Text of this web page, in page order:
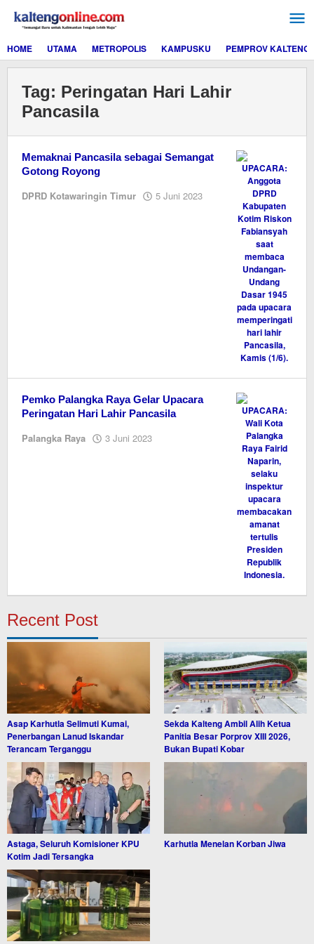
konten
HOME
UTAMA METROPOLIS KAMPUSKU PEMPROV KALTENG
Tag: Peringatan Hari Lahir
Pancasila
Memaknai Pancasila sebagai Semangat
Gotong Royong
DPRD Kotawaringin Timur 5 Juni 2023
Pemko Palangka Raya Gelar Upacara
Peringatan Hari Lahir Pancasila
Palangka Raya 3 Juni 2023
Recent Post
Asap Karhutla Selimuti Kumai,
Penerbangan Lanud Iskandar
Terancam Terganggu
Sekda Kalteng Ambil Alih Ketua
Panitia Besar Porprov XIII 2026,
Bukan Bupati Kobar
Astaga, Seluruh Komisioner KPU
Kotim Jadi Tersangka
Karhutla Menelan Korban Jiwa